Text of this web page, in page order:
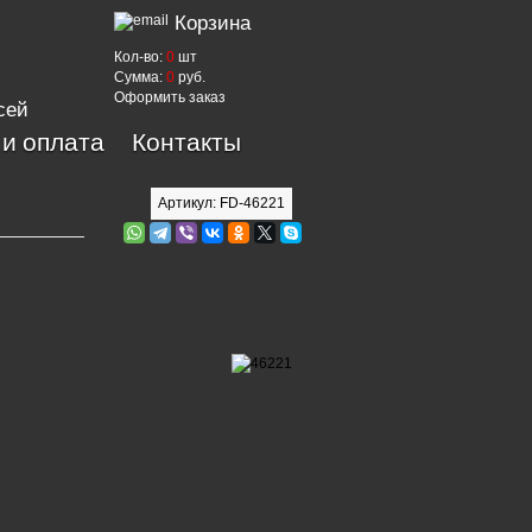
Артикул: FD-46221
Корзина
Кол-во: 0 шт
Сумма: 0 руб.
Оформить заказ
оплата Контакты